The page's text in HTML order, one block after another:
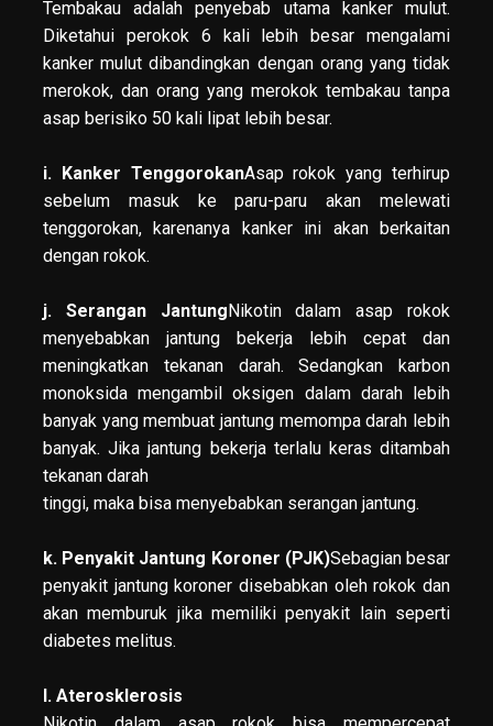
Tembakau adalah penyebab utama kanker mulut.
Diketahui perokok 6 kali lebih besar mengalami
kanker mulut dibandingkan dengan orang yang tidak
merokok, dan orang yang merokok tembakau tanpa
asap berisiko 50 kali lipat lebih besar.
i. Kanker TenggorokanAsap rokok yang terhirup
sebelum masuk ke paru-paru akan melewati
tenggorokan, karenanya kanker ini akan berkaitan
dengan rokok.
j. Serangan JantungNikotin dalam asap rokok
menyebabkan jantung bekerja lebih cepat dan
meningkatkan tekanan darah. Sedangkan karbon
monoksida mengambil oksigen dalam darah lebih
banyak yang membuat jantung memompa darah lebih
banyak. Jika jantung bekerja terlalu keras ditambah
tekanan darah
tinggi, maka bisa menyebabkan serangan jantung.
k. Penyakit Jantung Koroner (PJK)Sebagian besar
penyakit jantung koroner disebabkan oleh rokok dan
akan memburuk jika memiliki penyakit lain seperti
diabetes melitus.
l. Aterosklerosis